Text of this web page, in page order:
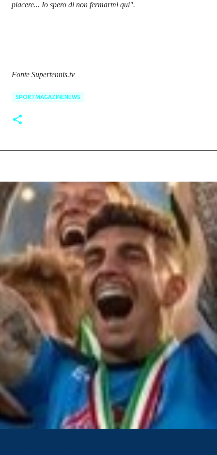
piacere... Io spero di non fermarmi qui".
Fonte Supertennis.tv
SPORTMAGAZINENEWS